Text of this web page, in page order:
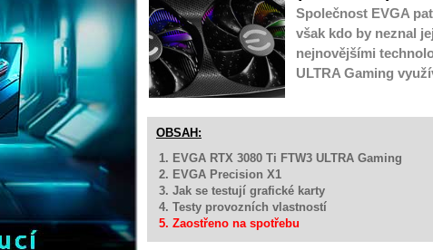
Společnost EVGA
však kdo by neznal
nejnovějšími
ULTRA Gaming
OBSAH:
1. EVGA RTX 3080 Ti FTW3 ULTRA Gaming
2. EVGA Precision X1
3. Jak se testují grafické karty
4. Testy provozních vlastností
5. Zaostřeno na spotřebu